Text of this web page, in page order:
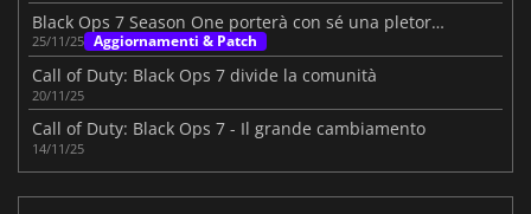
Black Ops 7 Season One porterà con sé una pletora di novità
25/11/25 Aggiornamenti & Patch
Call of Duty: Black Ops 7 divide la comunità
20/11/25
Call of Duty: Black Ops 7 - Il grande cambiamento
14/11/25